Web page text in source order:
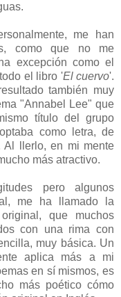
me han
como que no me
excepción como el
el libro 'El cuervo'.
también muy
"Annabel Lee" que
título del grupo
como letra, de
Al llerlo, en mi mente
más atractivo.
pero algunos
me ha llamado la
que muchos
con una rima con
muy básica. Un
aplica más a mi
en sí mismos, es
más poético cómo